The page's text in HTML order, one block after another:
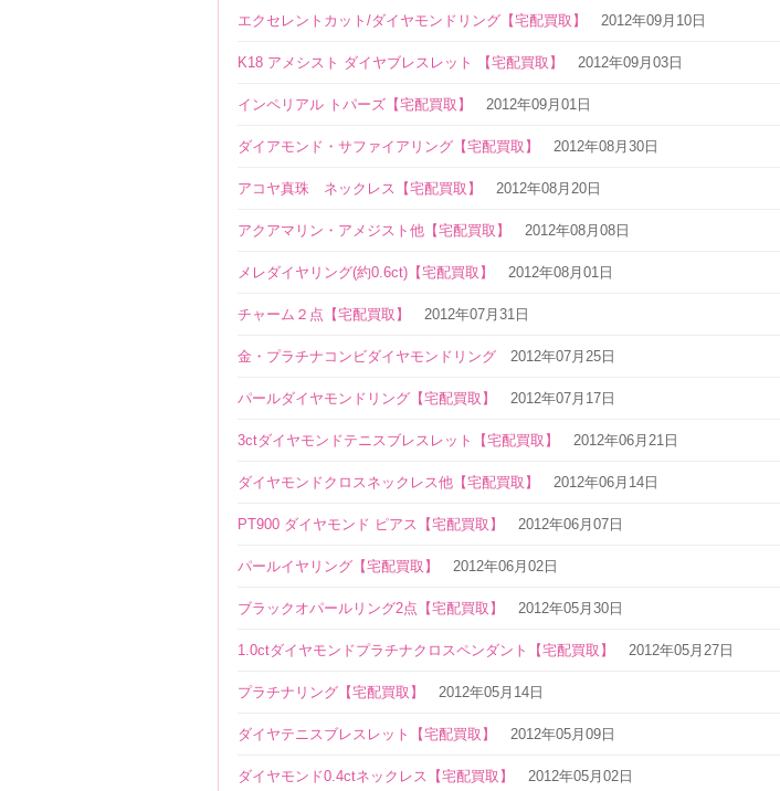
エクセレントカット/ダイヤモンドリング【宅配買取】 2012年09月10日
K18 アメシスト ダイヤブレスレット 【宅配買取】 2012年09月03日
インペリアル トパーズ【宅配買取】 2012年09月01日
ダイアモンド・サファイアリング【宅配買取】 2012年08月30日
アコヤ真珠 ネックレス【宅配買取】 2012年08月20日
アクアマリン・アメジスト他【宅配買取】 2012年08月08日
メレダイヤリング(約0.6ct)【宅配買取】 2012年08月01日
チャーム２点【宅配買取】 2012年07月31日
金・プラチナコンビダイヤモンドリング 2012年07月25日
パールダイヤモンドリング【宅配買取】 2012年07月17日
3ctダイヤモンドテニスブレスレット【宅配買取】 2012年06月21日
ダイヤモンドクロスネックレス他【宅配買取】 2012年06月14日
PT900 ダイヤモンド ピアス【宅配買取】 2012年06月07日
パールイヤリング【宅配買取】 2012年06月02日
ブラックオパールリング2点【宅配買取】 2012年05月30日
1.0ctダイヤモンドプラチナクロスペンダント【宅配買取】 2012年05月27日
プラチナリング【宅配買取】 2012年05月14日
ダイヤテニスブレスレット【宅配買取】 2012年05月09日
ダイヤモンド0.4ctネックレス【宅配買取】 2012年05月02日